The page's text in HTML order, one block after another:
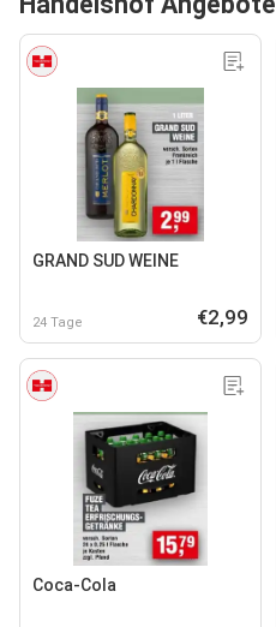
GRAND SUD WEINE
24 Tage €2,99
Coca-Cola